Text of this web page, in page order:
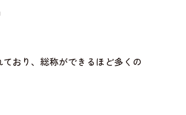
おり、総称ができるほど多くの